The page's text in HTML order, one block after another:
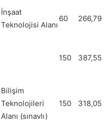
İnşaat
Teknolojisi Alanı
60 266,79
150 387,55
Bilişim
Teknolojileri
Alanı (sınavlı)
150 318,05